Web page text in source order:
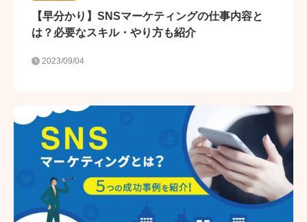
【早分かり】SNSマーケティングの仕事内容と
は？必要なスキル・やり方も紹介
2023/09/04